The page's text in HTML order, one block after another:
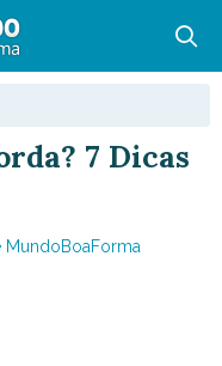
7 Dicas
MundoBoaForma